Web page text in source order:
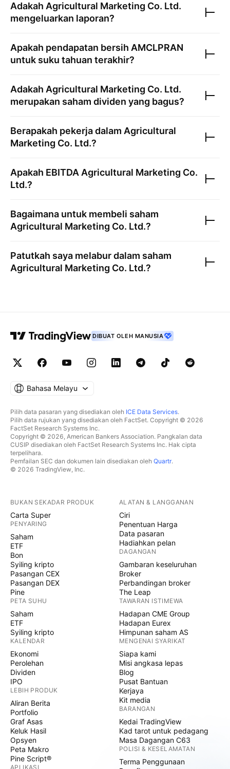
Adakah Agricultural Marketing Co. Ltd.
mengeluarkan laporan?
Apakah pendapatan bersih AMCLPRAN
untuk suku tahuan terakhir?
Adakah Agricultural Marketing Co. Ltd.
merupakan saham dividen yang bagus?
Berapakah pekerja dalam Agricultural
Marketing Co. Ltd.?
Apakah EBITDA Agricultural Marketing Co.
Ltd.?
Bagaimana untuk membeli saham
Agricultural Marketing Co. Ltd.?
Patutkah saya melabur dalam saham
Agricultural Marketing Co. Ltd.?
DIBUAT OLEH MANUSIA
Bahasa Melayu
Pilih data pasaran yang disediakan oleh ICE Data Services.
Pilih data rujukan yang disediakan oleh FactSet. Copyright © 2026
FactSet Research Systems Inc.
Copyright © 2026, American Bankers Association. Pangkalan data
CUSIP disediakan oleh FactSet Research Systems Inc. Hak cipta
terpelihara.
Pemfailan SEC dan dokumen lain disediakan oleh Quartr.
© 2026 TradingView, Inc.
BUKAN SEKADAR PRODUK
Carta Super
PENYARING
Saham
ETF
Bon
Syiling kripto
Pasangan CEX
Pasangan DEX
Pine
PETA SUHU
Saham
ETF
Syiling kripto
KALENDAR
Ekonomi
Perolehan
Dividen
IPO
LEBIH PRODUK
Aliran Berita
Portfolio
Graf Asas
Keluk Hasil
Opsyen
Peta Makro
Pine Script®
APLIKASI
ALATAN & LANGGANAN
Ciri
Penentuan Harga
Data pasaran
Hadiahkan pelan
DAGANGAN
Gambaran keseluruhan
Broker
Perbandingan broker
The Leap
TAWARAN ISTIMEWA
Hadapan CME Group
Hadapan Eurex
Himpunan saham AS
MENGENAI SYARIKAT
Siapa kami
Misi angkasa lepas
Blog
Pusat Bantuan
Kerjaya
Kit media
BARANGAN
Kedai TradingView
Kad tarot untuk pedagang
Masa Dagangan C63
POLISI & KESELAMATAN
Terma Penggunaan